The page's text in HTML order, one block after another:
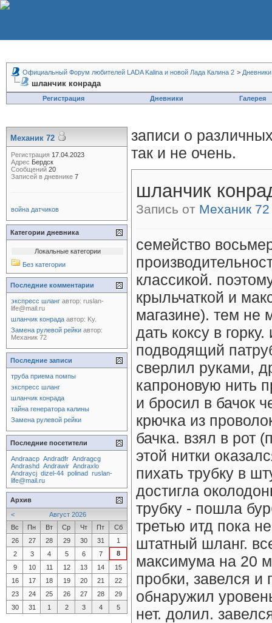
Официальный Форум любителей LADA Kalina и новой Лада Калина 2 > Дневники
шланчик конрада
Регистрация Дневники Галерея
записи о
так и не очень.
шланчик
Запись от Механик 72
семейство
классикой.
крыльчаткой и
магазине). тем не
дать коксу в
подводящий
сверлил руками,
капроновую нить
и бросил в бачок
крючка из
бачка. взял в рот
этой нитки
пихать трубку в
достигла
трубку - пошла
третью итд пока
штатный шланг.
максимума на 20
пробки, завелся
обнаружил
нет. долил.
Механик 72
Регистрация 17.04.2023
Адрес Бердск
Сообщений 20
Записей в дневнике 7
война датчиков
Категории дневника
Локальные категории
Без категории
Последние комментарии
экспресс шланг автор: ruslan-
life@mail.ru
шланчик конрада автор: Ky.
Замена рулевой рейки автор:
Механик 72
Последние записи
труба приема помпы
экспресс шланг
шланчик конрада
тайна генератора калины
Замена рулевой рейки
Последние посетители
Andraacp Andradfr Andragcg
Andrashd Andrawir Andraxlo
Andraycj dizel-44 polinad ruslan-
life@mail.ru
Архив
<
Август 2026
Вс
Пн Вт Ср Чт Пт
Сб
26
27 28 29 30 31
1
2
3 4 5 6 7
8
9
10 11 12 13 14
15
16
17 18 19 20 21
22
23
24 25 26 27 28
29
30
31 1 2 3 4 5